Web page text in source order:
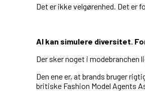
Det er ikke velgørenhed. Det er
AI kan simulere diversitet.
Der sker noget i modebranchen
Den ene er, at brands bruger
britiske Fashion Model Agents